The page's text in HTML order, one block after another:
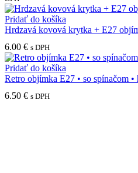
Pridať do košíka
Hrdzavá kovová krytka + E27
6.00 € s DPH
Pridať do košíka
Retro objímka E27 • so spínačom •
6.50 € s DPH